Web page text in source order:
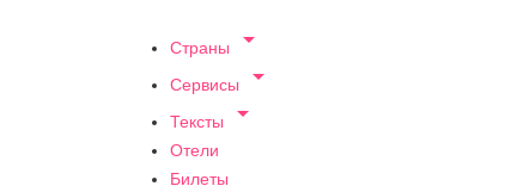
Страны 
Сервисы 
Тексты 
Отели
Билеты